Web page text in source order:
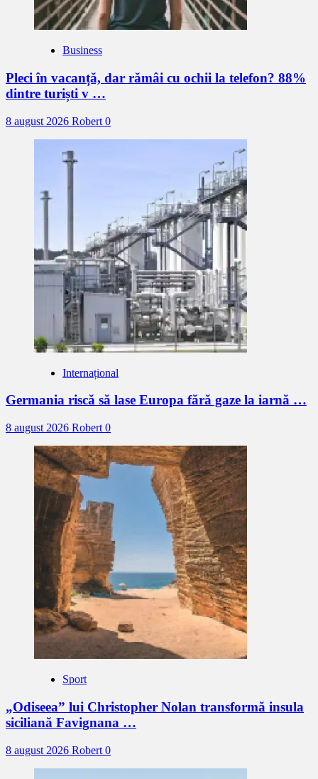
Business
Pleci în vacanță, dar rămâi cu ochii la telefon? 88%
dintre turiști v …
8 august 2026 Robert 0
Internațional
Germania riscă să lase Europa fără gaze la iarnă …
8 august 2026 Robert 0
Sport
„Odiseea” lui Christopher Nolan transformă insula
siciliană Favignana …
8 august 2026 Robert 0